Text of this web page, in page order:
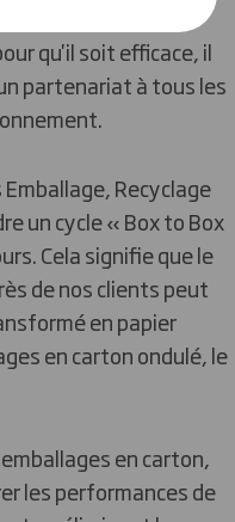
en principe un
qu'il soit efficace, il
partenariat à tous les
Recyclage
un cycle « Box to Box
Cela signifie que le
de nos clients peut
en papier
en carton ondulé, le
en carton,
les performances de